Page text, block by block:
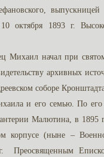
октября 1893 г.
Михаил начал при
архивных
соборе
и его семью. По его
Малютина, в
корпусе (ныне –
Преосвященным